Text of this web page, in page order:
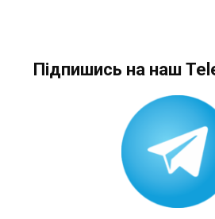
Підпишись на наш